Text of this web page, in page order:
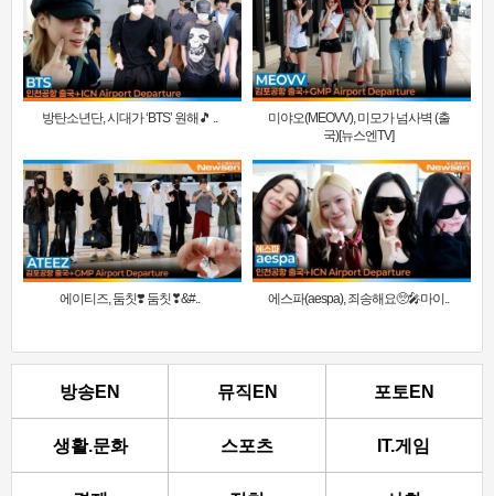
방탄소년단, 시대가 ‘BTS’ 원해🎵 ..
미야오(MEOVV), 미모가 넘사벽 (출
국)[뉴스엔TV]
에이티즈, 둠칫❣️ 둠칫❣&#.. 에스파(aespa), 죄송해요🥺🎤마이..
방송EN 뮤직EN 포토EN
생활.문화 스포츠 IT.게임